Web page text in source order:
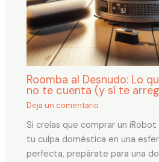
Roomba al Desnudo: Lo
no te cuenta (y sí te
Deja un comentario
Si creías que comprar un
tu culpa doméstica en una
perfecta, prepárate para una